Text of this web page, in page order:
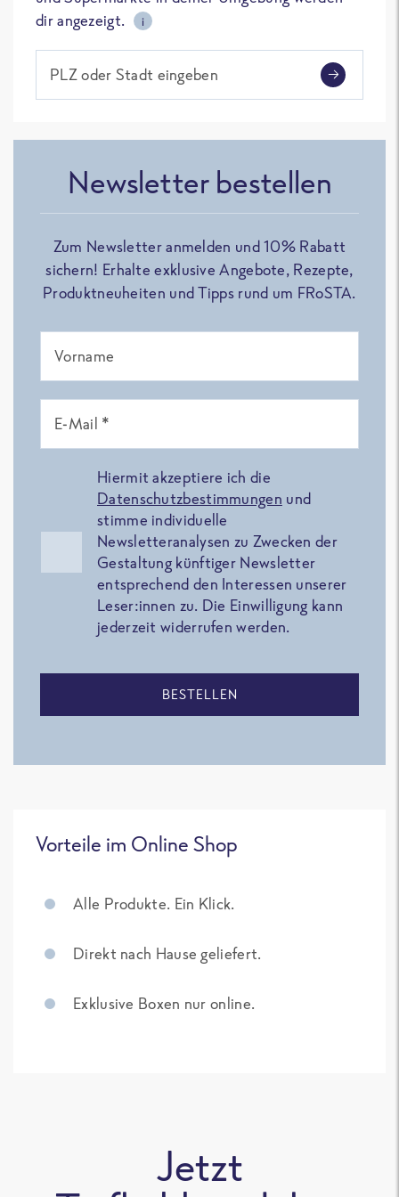
dir angezeigt.
i
PLZ oder Stadt eingeben
Newsletter bestellen
Zum Newsletter anmelden und 10% Rabatt
sichern! Erhalte exklusive Angebote, Rezepte,
Produktneuheiten und Tipps rund um FRoSTA.
Vorname
E-Mail *
Hiermit akzeptiere ich die
Datenschutzbestimmungen und
stimme individuelle
Newsletteranalysen zu Zwecken der
Gestaltung künftiger Newsletter
entsprechend den Interessen unserer
Leser:innen zu. Die Einwilligung kann
jederzeit widerrufen werden.
BESTELLEN
Vorteile im Online Shop
Alle Produkte. Ein Klick.
Direkt nach Hause geliefert.
Exklusive Boxen nur online.
Jetzt